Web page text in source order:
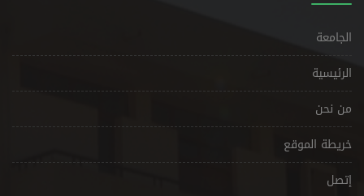
الجامعة
الرئيسية
من نحن
خريطة الموقع
إتصل